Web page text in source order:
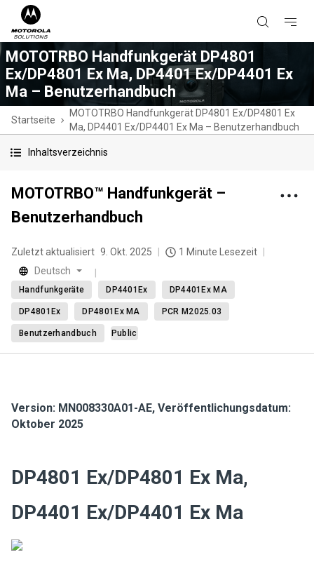
MOTOTRBO Handfunkgerät DP4801
Ex/DP4801 Ex Ma, DP4401 Ex/DP4401 Ex
Ma – Benutzerhandbuch
Startseite
MOTOTRBO Handfunkgerät DP4801 Ex/DP4801 Ex
Ma, DP4401 Ex/DP4401 Ex Ma – Benutzerhandbuch
Inhaltsverzeichnis
MOTOTRBO™ Handfunkgerät –
Benutzerhandbuch
Zuletzt aktualisiert 9. Okt. 2025
1 Minute Lesezeit
Deutsch
Handfunkgeräte DP4401Ex DP4401Ex MA
DP4801Ex DP4801Ex MA PCR M2025.03
Benutzerhandbuch Public
Version: MN008330A01-AE, Veröffentlichungsdatum:
Oktober 2025
DP4801 Ex/DP4801 Ex Ma,
DP4401 Ex/DP4401 Ex Ma